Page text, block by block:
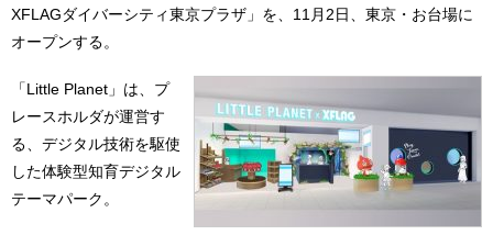
XFLAGダイバーシティ東京プラザ」を、11月2日、東京・お台場に
オープンする。
「Little Planet」は、プ
レースホルダが運営す
る、デジタル技術を駆使
した体験型知育デジタル
テーマパーク。